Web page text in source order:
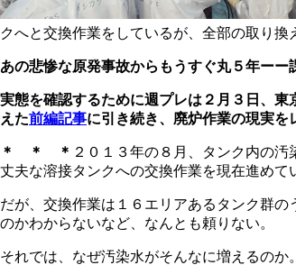
クへと交換作業をしているが、全部の取り換
あの悲惨な原発事故からもうすぐ丸５年ー
実態を確認するために週プレは２月３日、
えた前編記事に引き続き、廃炉作業の現実を
＊ ＊ ＊ ２０１３年の８月、タンク内の
丈夫な溶接タンクへの交換作業を現在進めて
だが、交換作業は１６エリアあるタンク群
のかわからないなど、なんとも頼りない。
それでは、なぜ汚染水がそんなに増えるのか